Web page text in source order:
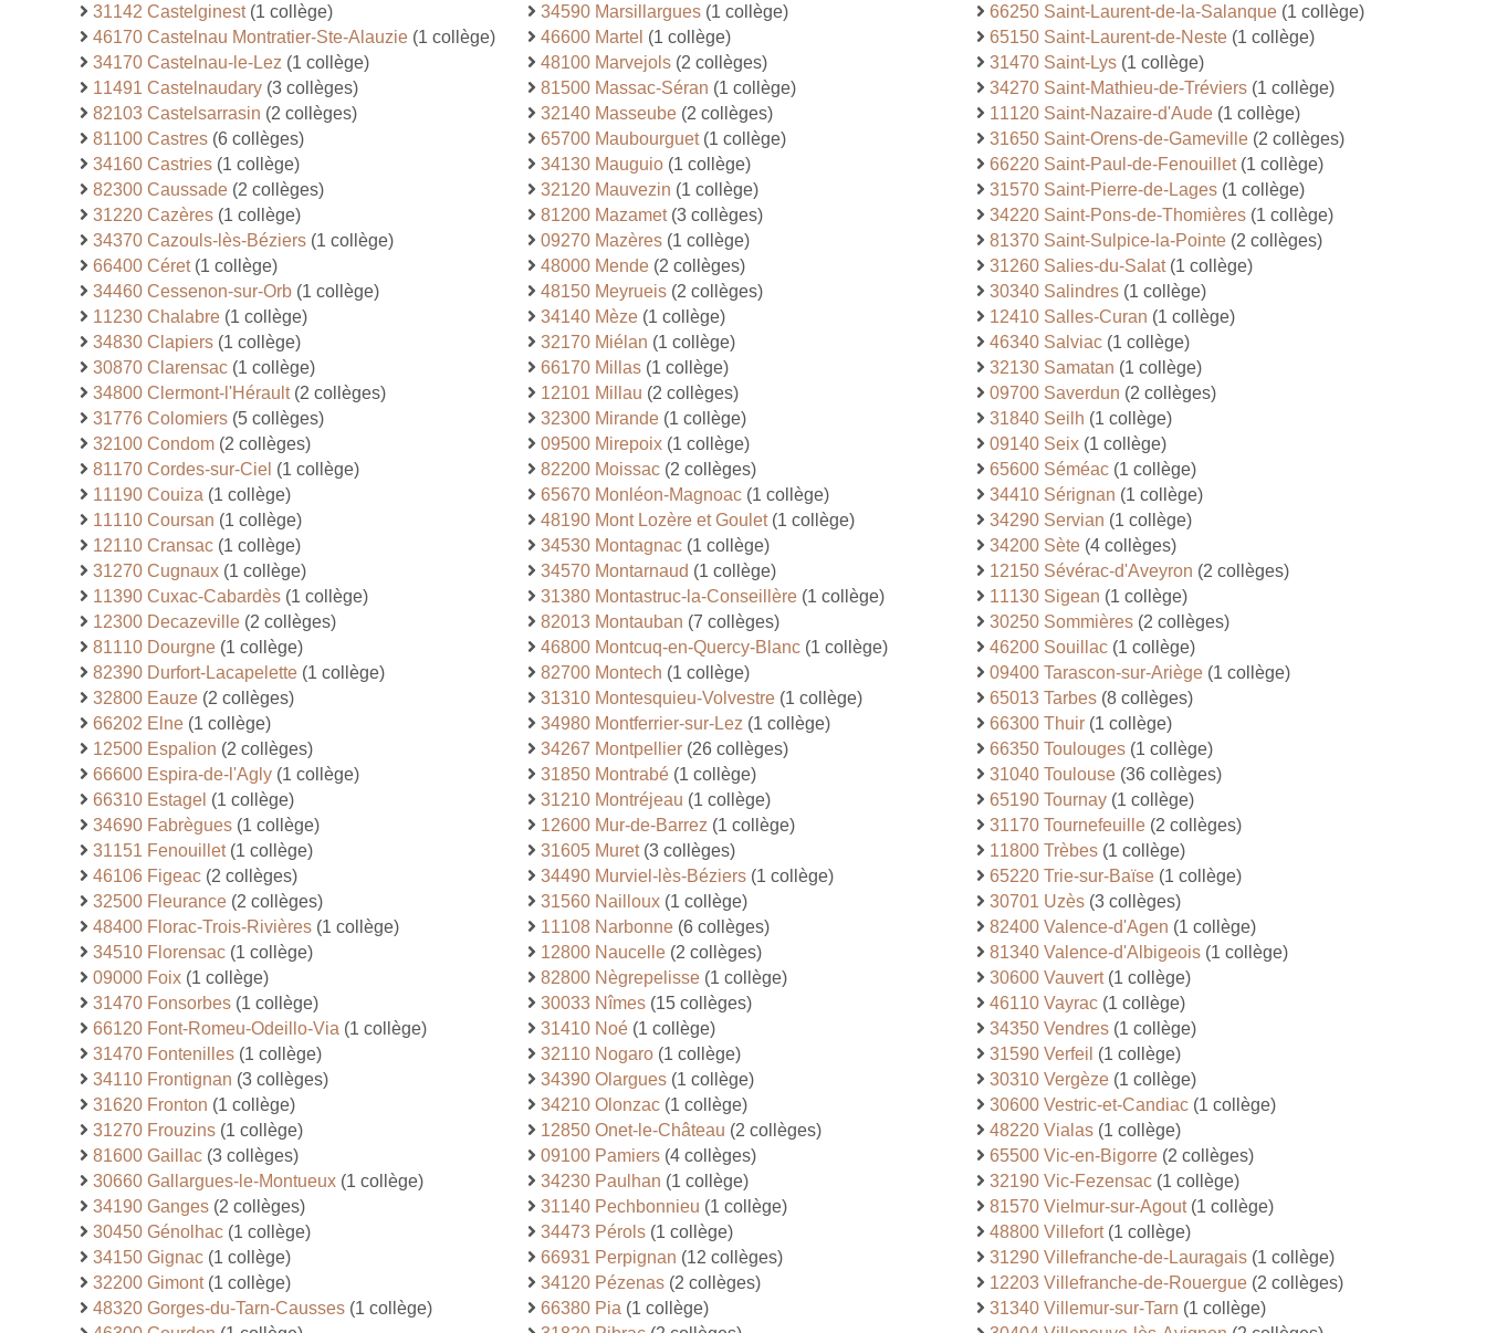
31142 Castelginest(1 collège)
46170 Castelnau Montratier-Ste-Alauzie (1 collège)
34170 Castelnau-le-Lez (1 collège)
11491 Castelnaudary (3 collèges)
82103 Castelsarrasin (2 collèges)
81100 Castres (6 collèges)
34160 Castries (1 collège)
82300 Caussade (2 collèges)
31220 Cazères (1 collège)
34370 Cazouls-lès-Béziers (1 collège)
66400 Céret(1 collège)
34460 Cessenon-sur-Orb (1 collège)
11230 Chalabre (1 collège)
34830 Clapiers (1 collège)
30870 Clarensac (1 collège)
34800 Clermont-l'Hérault(2 collèges)
31776 Colomiers (5 collèges)
32100 Condom (2 collèges)
81170 Cordes-sur-Ciel (1 collège)
11190 Couiza (1 collège)
11110 Coursan (1 collège)
12110 Cransac (1 collège)
31270 Cugnaux (1 collège)
11390 Cuxac-Cabardès (1 collège)
12300 Decazeville (2 collèges)
81110 Dourgne (1 collège)
82390 Durfort-Lacapelette (1 collège)
32800 Eauze (2 collèges)
66202 Elne (1 collège)
12500 Espalion (2 collèges)
66600 Espira-de-l'Agly (1 collège)
66310 Estagel (1 collège)
34690 Fabrègues (1 collège)
31151 Fenouillet(1 collège)
46106 Figeac (2 collèges)
32500 Fleurance (2 collèges)
48400 Florac-Trois-Rivières (1 collège)
34510 Florensac (1 collège)
09000 Foix (1 collège)
31470 Fonsorbes (1 collège)
66120 Font-Romeu-Odeillo-Via (1 collège)
31470 Fontenilles (1 collège)
34110 Frontignan (3 collèges)
31620 Fronton (1 collège)
31270 Frouzins (1 collège)
81600 Gaillac (3 collèges)
30660 Gallargues-le-Montueux (1 collège)
34190 Ganges (2 collèges)
30450 Génolhac (1 collège)
34150 Gignac (1 collège)
32200 Gimont(1 collège)
48320 Gorges-du-Tarn-Causses (1 collège)
34590 Marsillargues (1 collège)
46600 Martel (1 collège)
48100 Marvejols (2 collèges)
81500 Massac-Séran (1 collège)
32140 Masseube (2 collèges)
65700 Maubourguet(1 collège)
34130 Mauguio (1 collège)
32120 Mauvezin (1 collège)
81200 Mazamet(3 collèges)
09270 Mazères (1 collège)
48000 Mende (2 collèges)
48150 Meyrueis (2 collèges)
34140 Mèze (1 collège)
32170 Miélan (1 collège)
66170 Millas (1 collège)
12101 Millau (2 collèges)
32300 Mirande (1 collège)
09500 Mirepoix (1 collège)
82200 Moissac (2 collèges)
65670 Monléon-Magnoac (1 collège)
48190 Mont Lozère et Goulet(1 collège)
34530 Montagnac (1 collège)
34570 Montarnaud (1 collège)
31380 Montastruc-la-Conseillère (1 collège)
82013 Montauban (7 collèges)
46800 Montcuq-en-Quercy-Blanc (1 collège)
82700 Montech (1 collège)
31310 Montesquieu-Volvestre (1 collège)
34980 Montferrier-sur-Lez (1 collège)
34267 Montpellier (26 collèges)
31850 Montrabé (1 collège)
31210 Montréjeau (1 collège)
12600 Mur-de-Barrez (1 collège)
31605 Muret(3 collèges)
34490 Murviel-lès-Béziers (1 collège)
31560 Nailloux (1 collège)
11108 Narbonne (6 collèges)
12800 Naucelle (2 collèges)
82800 Nègrepelisse (1 collège)
30033 Nîmes (15 collèges)
31410 Noé (1 collège)
32110 Nogaro (1 collège)
34390 Olargues (1 collège)
34210 Olonzac (1 collège)
12850 Onet-le-Château (2 collèges)
09100 Pamiers (4 collèges)
34230 Paulhan (1 collège)
31140 Pechbonnieu (1 collège)
34473 Pérols (1 collège)
66931 Perpignan (12 collèges)
34120 Pézenas (2 collèges)
66380 Pia (1 collège)
66250 Saint-Laurent-de-la-Salanque(1 collège)
65150 Saint-Laurent-de-Neste(1 collège)
31470 Saint-Lys(1 collège)
34270 Saint-Mathieu-de-Tréviers(1 collège)
11120 Saint-Nazaire-d'Aude(1 collège)
31650 Saint-Orens-de-Gameville(2 collèges)
66220 Saint-Paul-de-Fenouillet(1 collège)
31570 Saint-Pierre-de-Lages(1 collège)
34220 Saint-Pons-de-Thomières(1 collège)
81370 Saint-Sulpice-la-Pointe(2 collèges)
31260 Salies-du-Salat(1 collège)
30340 Salindres(1 collège)
12410 Salles-Curan (1 collège)
46340 Salviac(1 collège)
32130 Samatan (1 collège)
09700 Saverdun (2 collèges)
31840 Seilh (1 collège)
09140 Seix(1 collège)
65600 Séméac(1 collège)
34410 Sérignan (1 collège)
34290 Servian (1 collège)
34200 Sète(4 collèges)
12150 Sévérac-d'Aveyron (2 collèges)
11130 Sigean (1 collège)
30250 Sommières(2 collèges)
46200 Souillac(1 collège)
09400 Tarascon-sur-Ariège(1 collège)
65013 Tarbes(8 collèges)
66300 Thuir(1 collège)
66350 Toulouges(1 collège)
31040 Toulouse(36 collèges)
65190 Tournay(1 collège)
31170 Tournefeuille(2 collèges)
11800 Trèbes(1 collège)
65220 Trie-sur-Baïse(1 collège)
30701 Uzès(3 collèges)
82400 Valence-d'Agen (1 collège)
81340 Valence-d'Albigeois(1 collège)
30600 Vauvert(1 collège)
46110 Vayrac(1 collège)
34350 Vendres(1 collège)
31590 Verfeil (1 collège)
30310 Vergèze(1 collège)
30600 Vestric-et-Candiac(1 collège)
48220 Vialas(1 collège)
65500 Vic-en-Bigorre(2 collèges)
32190 Vic-Fezensac(1 collège)
81570 Vielmur-sur-Agout(1 collège)
48800 Villefort(1 collège)
31290 Villefranche-de-Lauragais(1 collège)
12203 Villefranche-de-Rouergue(2 collèges)
31340 Villemur-sur-Tarn (1 collège)